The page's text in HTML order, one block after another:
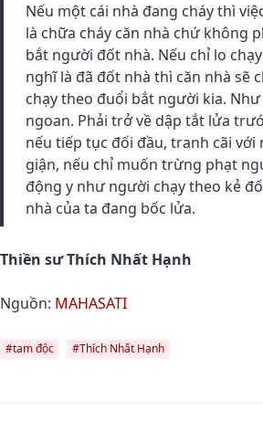
Nếu một cái nhà đang cháy thì
là chữa cháy căn nhà chứ không
bắt người đốt nhà. Nếu chỉ lo
nghĩ là đã đốt nhà thì căn nhà sẽ
chạy theo đuổi bắt người kia.
ngoan. Phải trở về dập tắt lửa
nếu tiếp tục đối đầu, tranh cãi với
giận, nếu chỉ muốn trừng phạt
động y như người chạy theo kẻ
nhà của ta đang bốc lửa.
Thiền sư Thích Nhất Hạnh
Nguồn: MAHASATI
#tam độc #Thích Nhất Hạnh